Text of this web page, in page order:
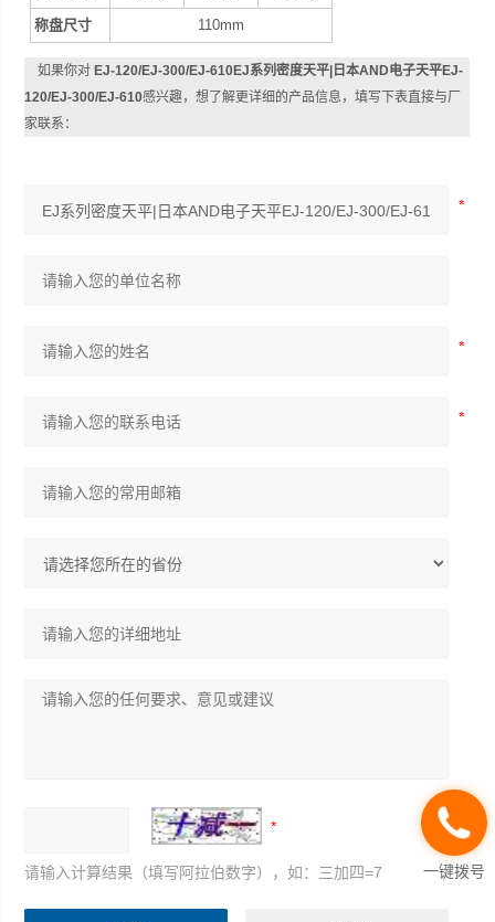
称盘尺寸 110mm
如果你对 EJ-120/EJ-300/EJ-610EJ系列密度天平|日本AND电子天平EJ-
120/EJ-300/EJ-610感兴趣，想了解更详细的产品信息，填写下表直接与厂
家联系：
请输入计算结果（填写阿拉伯数字），如：三加四=7 一键拨号